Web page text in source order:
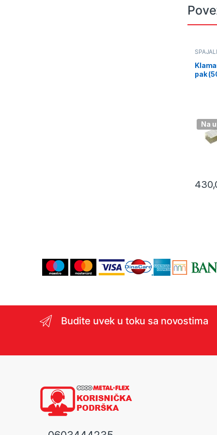
Na
pak
Budite uvek u toku sa novostima